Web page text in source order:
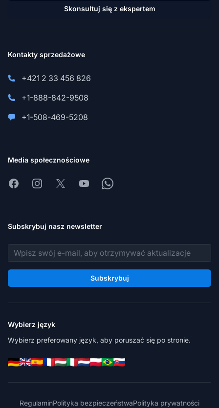
Skonsultuj się z ekspertem
Kontakty sprzedażowe
+421 2 33 456 826
+1-888-842-9508
+1-508-469-5208
Media społecznościowe
FacebookInstagram
X YoutubeWhatsapp
Subskrybuj nasz newsletter
Adres e-mail
Subskrybuj
Wybierz język
Wybierz preferowany język, aby poruszać się po stronie.
RegulaminPolityka bezpieczeństwaPolityka prywatności